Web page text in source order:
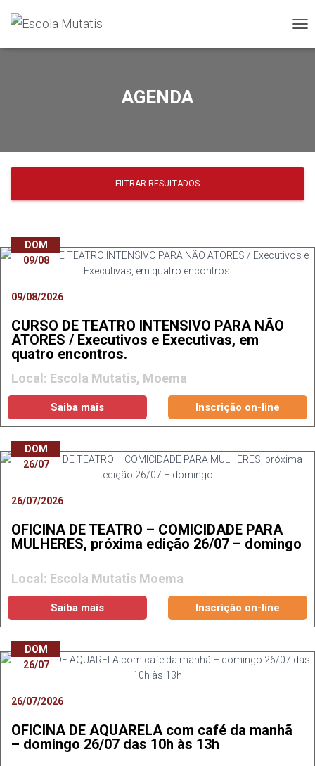
AGENDA
FILTRAR RESULTADOS
DOM
09/08
09/08/2026
CURSO DE TEATRO INTENSIVO PARA NÃO
ATORES / Executivos e Executivas, em
quatro encontros.
Local: Escola Mutatis, Moema
Saiba mais Inscrição on-line
DOM
26/07
26/07/2026
OFICINA DE TEATRO – COMICIDADE PARA
MULHERES, próxima edição 26/07 – domingo
Local: Escola Mutatis Moema
Saiba mais Inscrição on-line
DOM
26/07
26/07/2026
OFICINA DE AQUARELA com café da manhã
– domingo 26/07 das 10h às 13h